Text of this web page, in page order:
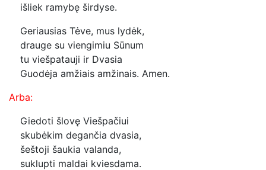
išliek ramybę širdyse.
Geriausias Tėve, mus lydėk,
drauge su viengimiu Sūnum
tu viešpatauji ir Dvasia
Guodėja amžiais amžinais. Amen.
Arba:
Giedoti šlovę Viešpačiui
skubėkim degančia dvasia,
šeštoji šaukia valanda,
suklupti maldai kviesdama.